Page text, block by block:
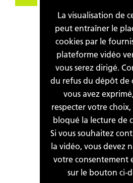
La visualisation de
peut entraîner le
cookies par le
plateforme vidéo
vous serez dirigé.
du refus du dépôt de
vous avez
respecter votre choix,
bloqué la lecture de
Si vous souhaitez
la vidéo, vous devez
votre consentement
sur le bouton ci-